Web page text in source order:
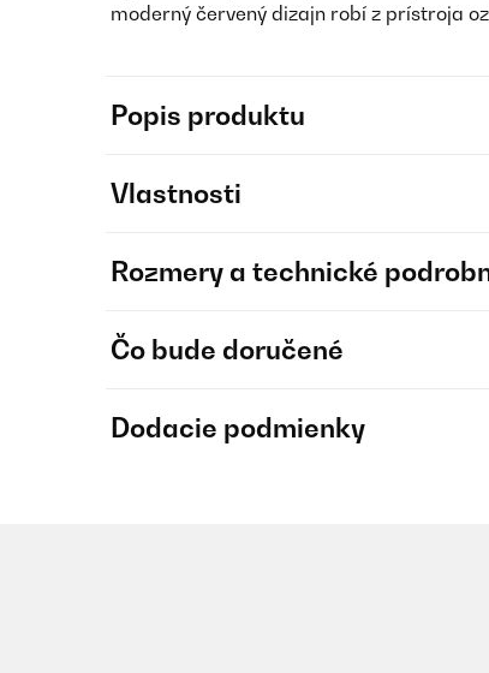
moderný červený dizajn robí z prístroja
Popis produktu
Vlastnosti
Rozmery a technické
Čo bude doručené
Dodacie podmienky